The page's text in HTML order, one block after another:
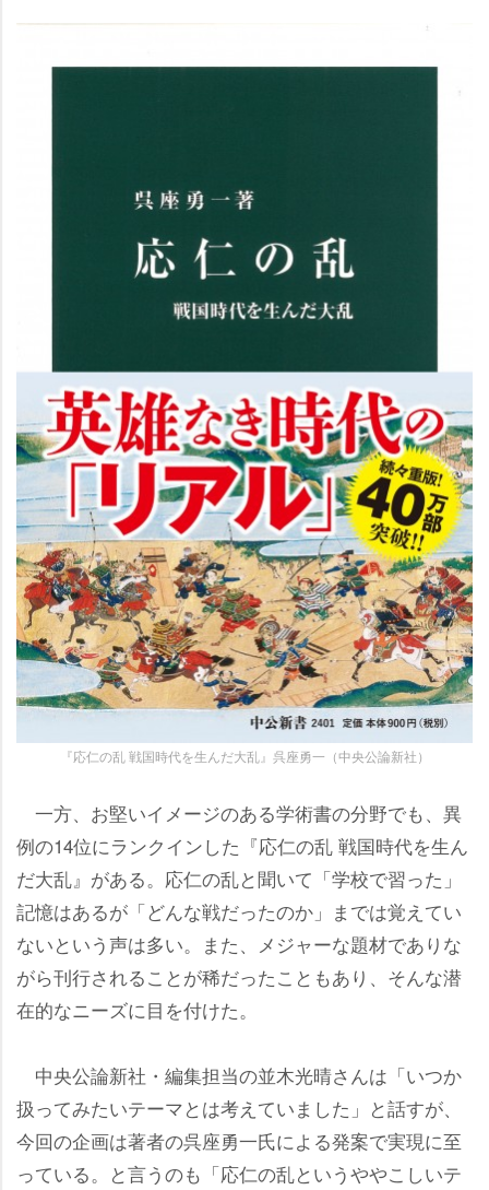
『応仁の乱 戦国時代を生んだ大乱』呉座勇一（中央公論新社）
一方、お堅いイメージのある学術書の分野でも、異
例の14位にランクインした『応仁の乱 戦国時代を生ん
だ大乱』がある。応仁の乱と聞いて「学校で習った」
記憶はあるが「どんな戦だったのか」までは覚えてい
ないという声は多い。また、メジャーな題材でありな
がら刊行されることが稀だったこともあり、そんな潜
在的なニーズに目を付けた。
中央公論新社・編集担当の並木光晴さんは「いつか
扱ってみたいテーマとは考えていました」と話すが、
今回の企画は著者の呉座勇一氏による発案で実現に至
っている。と言うのも「応仁の乱というややこしいテ